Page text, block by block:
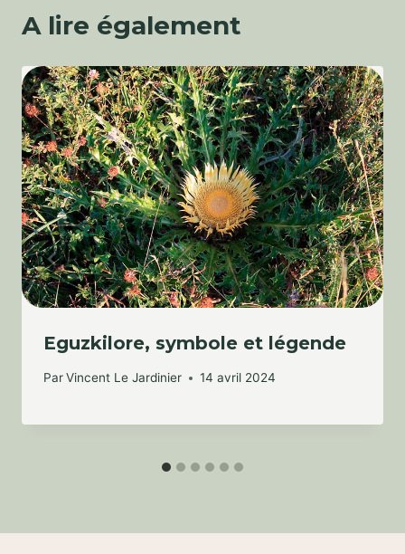
A lire également
Eguzkilore, symbole et légende
ParVincent Le Jardinier 14 avril 2024